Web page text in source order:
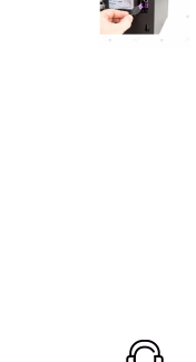
Plicuri de carton
Plicuri cu bule